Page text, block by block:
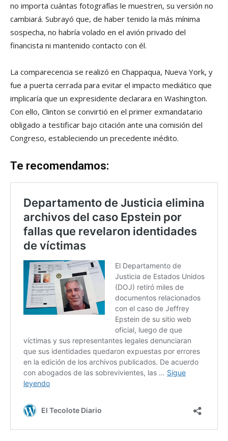
no importa cuántas fotografías le muestren, su versión no
cambiará. Subrayó que, de haber tenido la más mínima
sospecha, no habría volado en el avión privado del
financista ni mantenido contacto con él.
La comparecencia se realizó en Chappaqua, Nueva York, y
fue a puerta cerrada para evitar el impacto mediático que
implicaría que un expresidente declarara en Washington.
Con ello, Clinton se convirtió en el primer exmandatario
obligado a testificar bajo citación ante una comisión del
Congreso, estableciendo un precedente inédito.
Te recomendamos: